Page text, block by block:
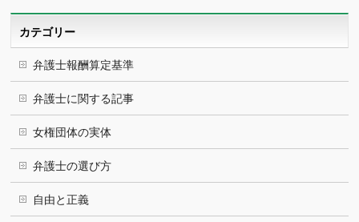
カテゴリー
弁護士報酬算定基準
弁護士に関する記事
女権団体の実体
弁護士の選び方
自由と正義